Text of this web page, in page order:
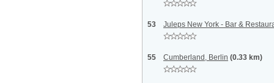
53 Juleps New York - Bar &
55 Cumberland, Berlin (0.33 km)